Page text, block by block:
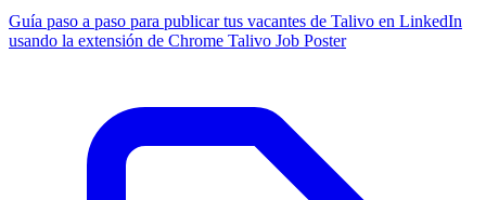
Guía paso a paso para publicar tus vacantes de Talivo en LinkedIn
usando la extensión de Chrome Talivo Job Poster